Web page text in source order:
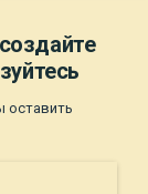
оставить